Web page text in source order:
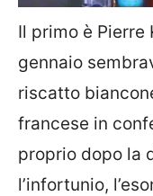
Il primo è Pierre
gennaio
riscatto
francese in
proprio dopo la
l’infortunio,